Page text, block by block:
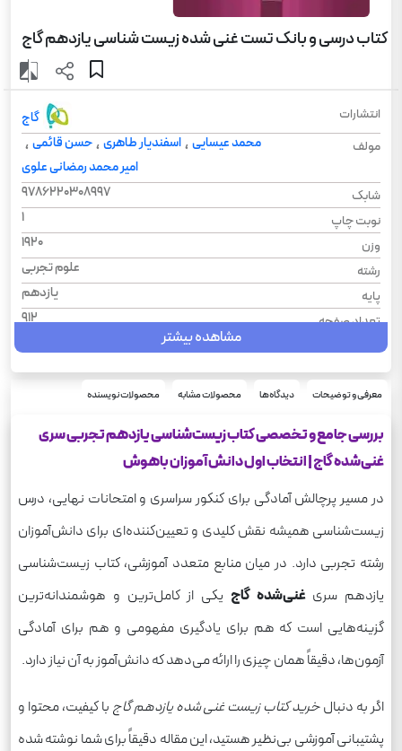
کتاب درسی و بانک تست غنی شده زیست شناسی یازدهم گاج
انتشارات
گاج
مولف
محمد عیسایی ،اسفندیار طاهری ،حسن قائمی ،
امیر محمد رمضانی علوی
شابک
9786220308997
نوبت چاپ
1
وزن
1920
رشته
علوم تجربی
پایه
یازدهم
تعداد صفحه
912
نوع جلد
شومیز
سری
قطع
رحلی
مشاهده بیشتر
معرفی و توضیحات دیدگاه‌ها محصولات مشابه محصولات نویسنده
بررسی جامع و تخصصی کتاب زیست‌شناسی یازدهم تجربی سری
غنی‌شده گاج | انتخاب اول دانش‌آموزان باهوش
در مسیر پرچالش آمادگی برای کنکور سراسری و امتحانات نهایی، درس
زیست‌شناسی همیشه نقش کلیدی و تعیین‌کننده‌ای برای دانش‌آموزان
رشته تجربی دارد. در میان منابع متعدد آموزشی، کتاب زیست‌شناسی
یازدهم سریغنی‌شده گاج یکی از کامل‌ترین و هوشمندانه‌ترین
گزینه‌هایی است که هم برای یادگیری مفهومی و هم برای آمادگی
آزمون‌ها، دقیقاً همان چیزی را ارائه می‌دهد که دانش‌آموز به آن نیاز دارد.
اگر به دنبالخرید کتاب زیست غنی شده یازدهم گاج با کیفیت، محتوا و
پشتیبانی آموزشی بی‌نظیر هستید، این مقاله دقیقاً برای شما نوشته شده